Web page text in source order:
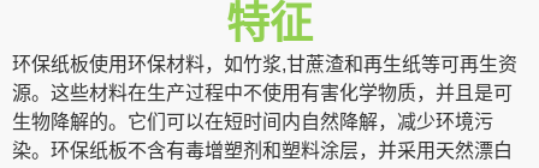
特征
环保纸板使用环保材料，如竹浆,甘蔗渣和再生纸等可再生资
源。这些材料在生产过程中不使用有害化学物质，并且是可
生物降解的。它们可以在短时间内自然降解，减少环境污
染。环保纸板不含有毒增塑剂和塑料涂层，并采用天然漂白